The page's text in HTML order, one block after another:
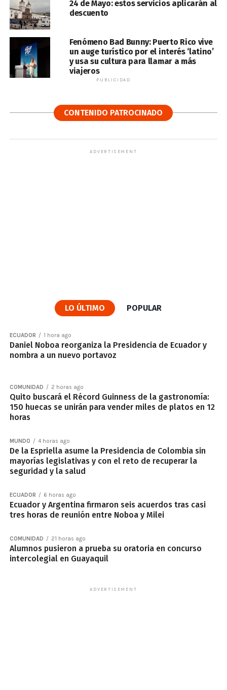
24 de Mayo: estos servicios aplicarán al
descuento
Fenómeno Bad Bunny: Puerto Rico vive
un auge turístico por el interés ‘latino’
y usa su cultura para llamar a más
viajeros
PUBLICIDAD
CONTENIDO PATROCINADO
ADVERTISEMENT
LO ÚLTIMO POPULAR
ECUADOR 1 hora ago
Daniel Noboa reorganiza la Presidencia de Ecuador y
nombra a un nuevo portavoz
COMUNIDAD 2 horas ago
Quito buscará el Récord Guinness de la gastronomía:
150 huecas se unirán para vender miles de platos en 12
horas
MUNDO 4 horas ago
De la Espriella asume la Presidencia de Colombia sin
mayorías legislativas y con el reto de recuperar la
seguridad y la salud
ECUADOR 6 horas ago
Ecuador y Argentina firmaron seis acuerdos tras casi
tres horas de reunión entre Noboa y Milei
COMUNIDAD 21 horas ago
Alumnos pusieron a prueba su oratoria en concurso
intercolegial en Guayaquil
ADVERTISEMENT